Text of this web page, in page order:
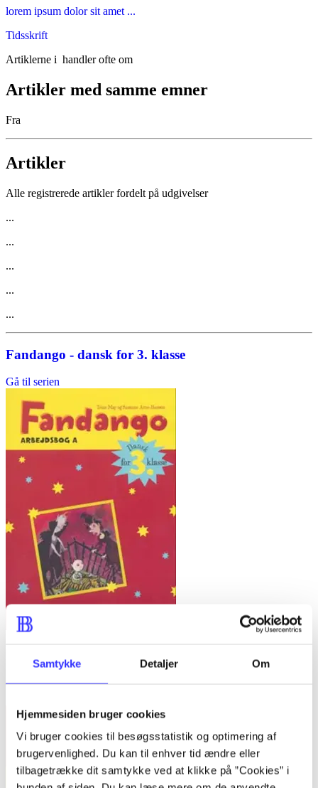
Samtykke Detaljer Om
Hjemmesiden bruger cookies
Vi bruger cookies til besøgsstatistik og optimering af
brugervenlighed. Du kan til enhver tid ændre eller
tilbagetrække dit samtykke ved at klikke på ”Cookies” i
lorem ipsum dolor sit amet ...
Tidsskrift
Artiklerne i handler ofte om
Artikler med samme emner
Fra
Artikler
Alle registrerede artikler fordelt på udgivelser
...
...
...
...
...
Fandango - dansk for 3. klasse
Gå til serien
Bind A
Trine May